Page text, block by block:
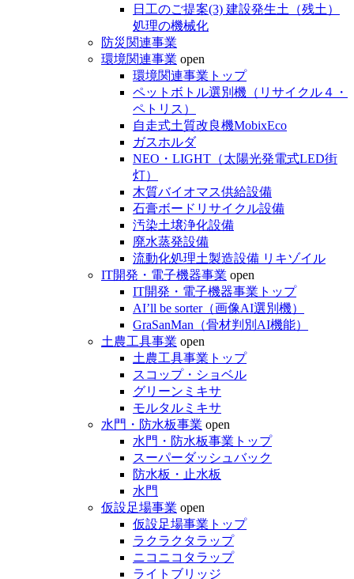
日工のご提案(3) 建設発生土（残土）
処理の機械化
防災関連事業
環境関連事業 open
環境関連事業トップ
ペットボトル選別機（リサイクル４・
ペトリス）
自走式土質改良機MobixEco
ガスホルダ
NEO・LIGHT（太陽光発電式LED街
灯）
木質バイオマス供給設備
石膏ボードリサイクル設備
汚染土壌浄化設備
廃水蒸発設備
流動化処理土製造設備 リキゾイル
IT開発・電子機器事業 open
IT開発・電子機器事業トップ
AI’ll be sorter（画像AI選別機）
GraSanMan（骨材判別AI機能）
土農工具事業 open
土農工具事業トップ
スコップ・ショベル
グリーンミキサ
モルタルミキサ
水門・防水板事業 open
水門・防水板事業トップ
スーパーダッシュバック
防水板・止水板
水門
仮設足場事業 open
仮設足場事業トップ
ラクラクタラップ
ニコニコタラップ
ライトブリッジ